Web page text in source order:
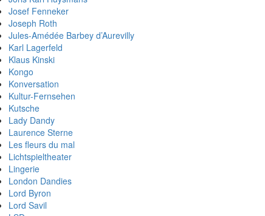
Josef Fenneker
Joseph Roth
Jules-Amédée Barbey d’Aurevilly
Karl Lagerfeld
Klaus Kinski
Kongo
Konversation
Kultur-Fernsehen
Kutsche
Lady Dandy
Laurence Sterne
Les fleurs du mal
Lichtspieltheater
Lingerie
London Dandies
Lord Byron
Lord Savil